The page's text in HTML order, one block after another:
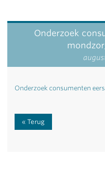
Onderzoek
Onderzoek consumenten
Terug